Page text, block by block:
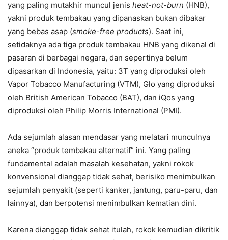
yang paling mutakhir muncul jenis heat-not-burn (HNB),
yakni produk tembakau yang dipanaskan bukan dibakar
yang bebas asap (smoke-free products). Saat ini,
setidaknya ada tiga produk tembakau HNB yang dikenal di
pasaran di berbagai negara, dan sepertinya belum
dipasarkan di Indonesia, yaitu: 3T yang diproduksi oleh
Vapor Tobacco Manufacturing (VTM), Glo yang diproduksi
oleh British American Tobacco (BAT), dan iQos yang
diproduksi oleh Philip Morris International (PMI).
Ada sejumlah alasan mendasar yang melatari munculnya
aneka “produk tembakau alternatif” ini. Yang paling
fundamental adalah masalah kesehatan, yakni rokok
konvensional dianggap tidak sehat, berisiko menimbulkan
sejumlah penyakit (seperti kanker, jantung, paru-paru, dan
lainnya), dan berpotensi menimbulkan kematian dini.
Karena dianggap tidak sehat itulah, rokok kemudian dikritik